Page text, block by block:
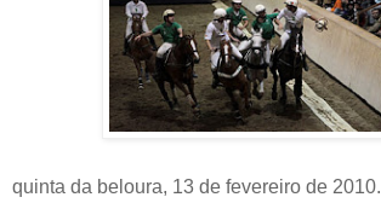
quinta da beloura, 13 de fevereiro de 2010.